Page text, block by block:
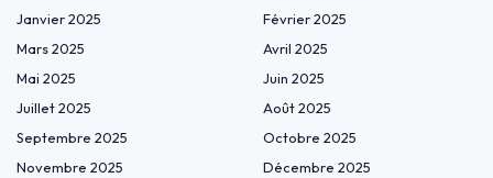
Janvier 2025
Février 2025
Mars 2025
Avril 2025
Mai 2025
Juin 2025
Juillet 2025
Août 2025
Septembre 2025
Octobre 2025
Novembre 2025
Décembre 2025